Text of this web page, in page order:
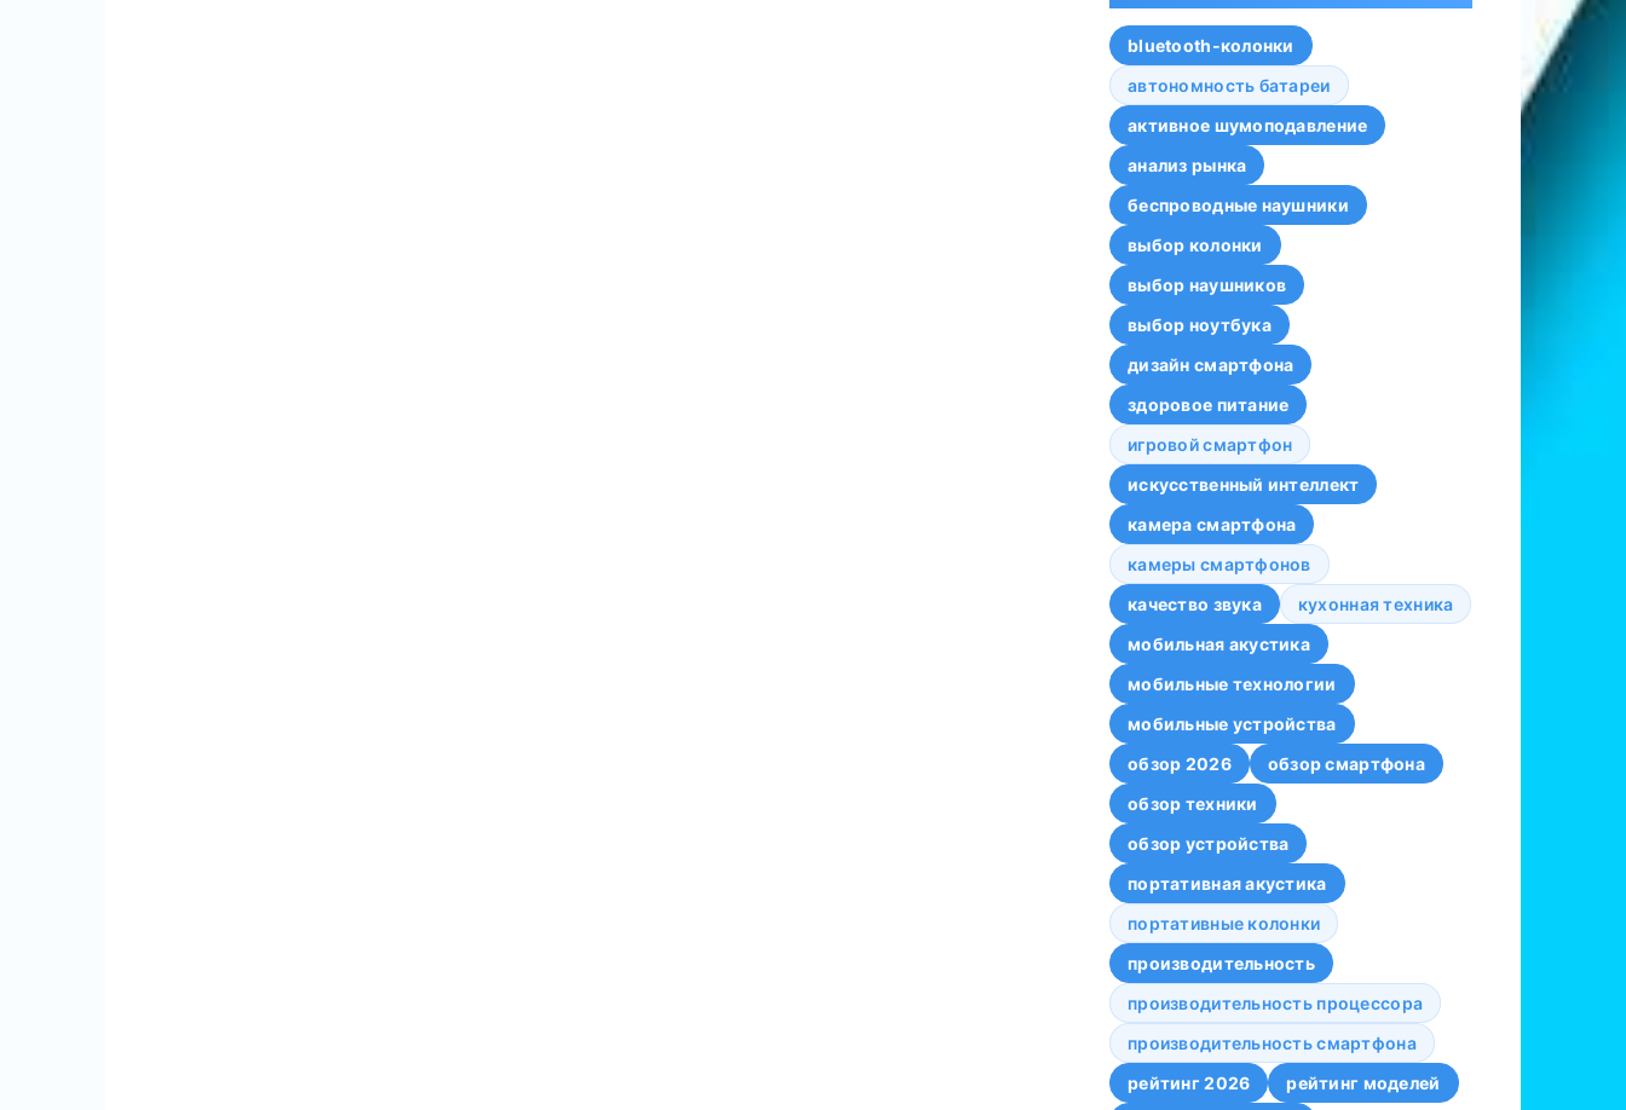
bluetooth-колонки
автономность батареи
активное шумоподавление
анализ рынка
беспроводные наушники
выбор колонки
выбор наушников
выбор ноутбука
дизайн смартфона
здоровое питание
игровой смартфон
искусственный интеллект
камера смартфона
камеры смартфонов
качество звука
кухонная техника
мобильная акустика
мобильные технологии
мобильные устройства
обзор 2026
обзор смартфона
обзор техники
обзор устройства
портативная акустика
портативные колонки
производительность
производительность процессора
производительность смартфона
рейтинг 2026
рейтинг моделей